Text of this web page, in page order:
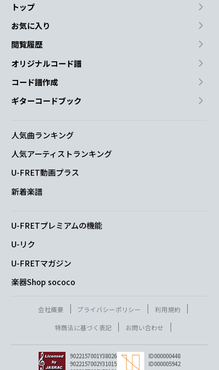
トップ
お気に入り
閲覧履歴
オリジナルコード譜
コード譜作成
ギターコードブック
人気曲ランキング
人気アーティストランキング
U-FRET動画プラス
新着楽譜
U-FRETプレミアムの機能
U-リク
U-FRETマガジン
楽器Shop sococo
会社概要 プライバシーポリシー
利用規約
特商法に基づく表記
お問い合わせ
9022157001Y38026
9022157002Y31015
ID000000448
ID000005942